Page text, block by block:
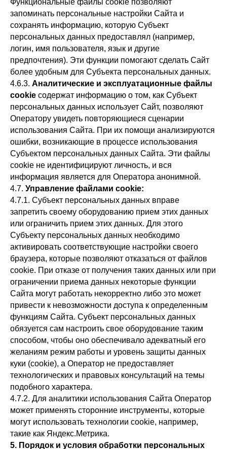
Функциональные файлы cookie позволяют
запоминать персональные настройки Сайта и
сохранять информацию, которую Субъект
персональных данных предоставлял (например,
логин, имя пользователя, язык и другие
предпочтения). Эти функции помогают сделать Сайт
более удобным для Субъекта персональных данных.
4.6.3. Аналитические и эксплуатационные файлы
cookie содержат информацию о том, как Субъект
персональных данных использует Сайт, позволяют
Оператору увидеть повторяющиеся сценарии
использования Сайта. При их помощи анализируются
ошибки, возникающие в процессе использования
Субъектом персональных данных Сайта. Эти файлы
cookie не идентифицируют личность, и вся
информация является для Оператора анонимной.
4.7. Управление файлами cookie:
4.7.1. Субъект персональных данных вправе
запретить своему оборудованию прием этих данных
или ограничить прием этих данных. Для этого
Субъекту персональных данных необходимо
активировать соответствующие настройки своего
браузера, которые позволяют отказаться от файлов
cookie. При отказе от получения таких данных или при
ограничении приема данных некоторые функции
Сайта могут работать некорректно либо это может
привести к невозможности доступа к определенным
функциям Сайта. Субъект персональных данных
обязуется сам настроить свое оборудование таким
способом, чтобы оно обеспечивало адекватный его
желаниям режим работы и уровень защиты данных
куки (cookie), а Оператор не предоставляет
технологических и правовых консультаций на темы
подобного характера.
4.7.2. Для аналитики использования Сайта Оператор
может применять сторонние инструменты, которые
могут использовать технологии cookie, например,
такие как Яндекс.Метрика.
5. Порядок и условия обработки персональных